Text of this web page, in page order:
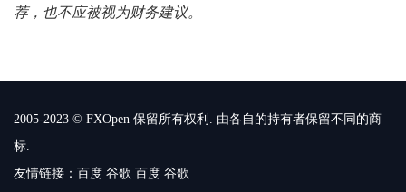
荐，也不应被视为财务建议。
2005-2023 © FXOpen 保留所有权利. 由各自的持有者保留不同的商
标.
友情链接： 百度 谷歌 百度 谷歌